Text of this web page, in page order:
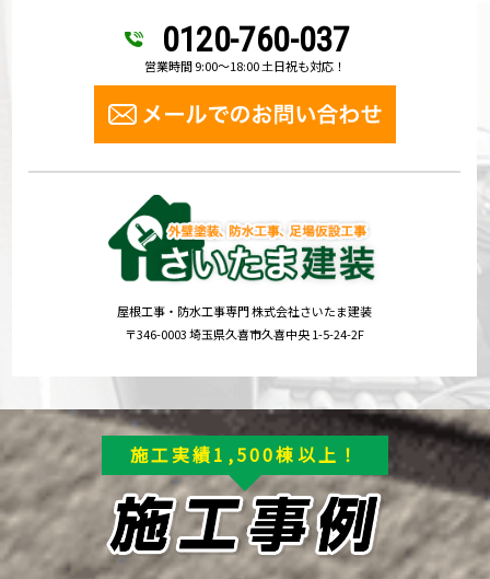
0120-760-037
営業時間 9:00～18:00 土日祝も対応！
屋根工事・防水工事専門 株式会社さいたま建装
〒346-0003 埼玉県久喜市久喜中央 1-5-24-2F
施工実績1,500棟以上！